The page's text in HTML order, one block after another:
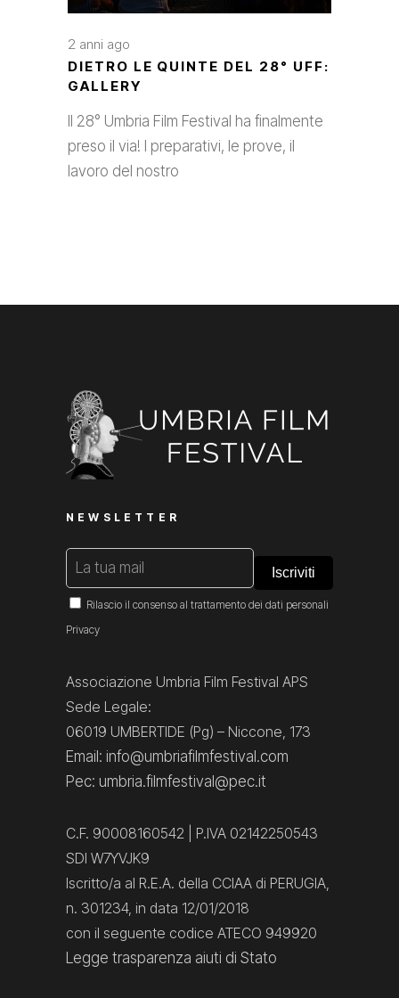
2 anni ago
DIETRO LE QUINTE DEL 28° UFF:
GALLERY
Il 28° Umbria Film Festival ha finalmente
preso il via! I preparativi, le prove, il
lavoro del nostro
NEWSLETTER
Rilascio il consenso al trattamento dei dati personali
Privacy
Associazione Umbria Film Festival APS
Sede Legale:
06019 UMBERTIDE (Pg) – Niccone, 173
Email: info@umbriafilmfestival.com
Pec: umbria.filmfestival@pec.it
C.F. 90008160542 | P.IVA 02142250543
SDI W7YVJK9
Iscritto/a al R.E.A. della CCIAA di PERUGIA,
n. 301234, in data 12/01/2018
con il seguente codice ATECO 949920
Legge trasparenza aiuti di Stato